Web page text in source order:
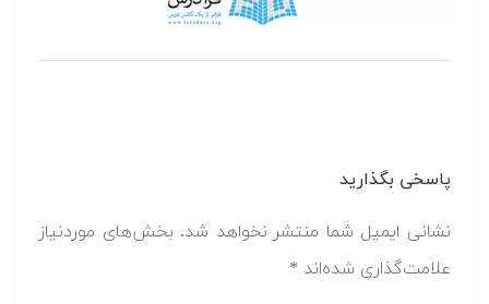
پاسخی بگذارید
نشانی ایمیل شما منتشر نخواهد شد. بخش‌های موردنیاز
علامت‌گذاری شده‌اند *